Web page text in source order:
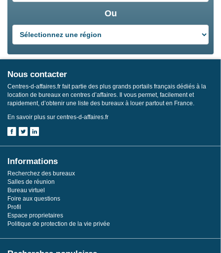
Ou
Nous contacter
Centres-d-affaires.fr fait partie des plus grands portails français dédiés à la
location de bureaux en centres d’affaires. Il vous permet, facilement et
rapidement, d’obtenir une liste des bureaux à louer partout en France.
En savoir plus sur centres-d-affaires.fr
Informations
Recherchez des bureaux
Salles de réunion
Bureau virtuel
Foire aux questions
Profil
Espace proprietaires
Politique de protection de la vie privée